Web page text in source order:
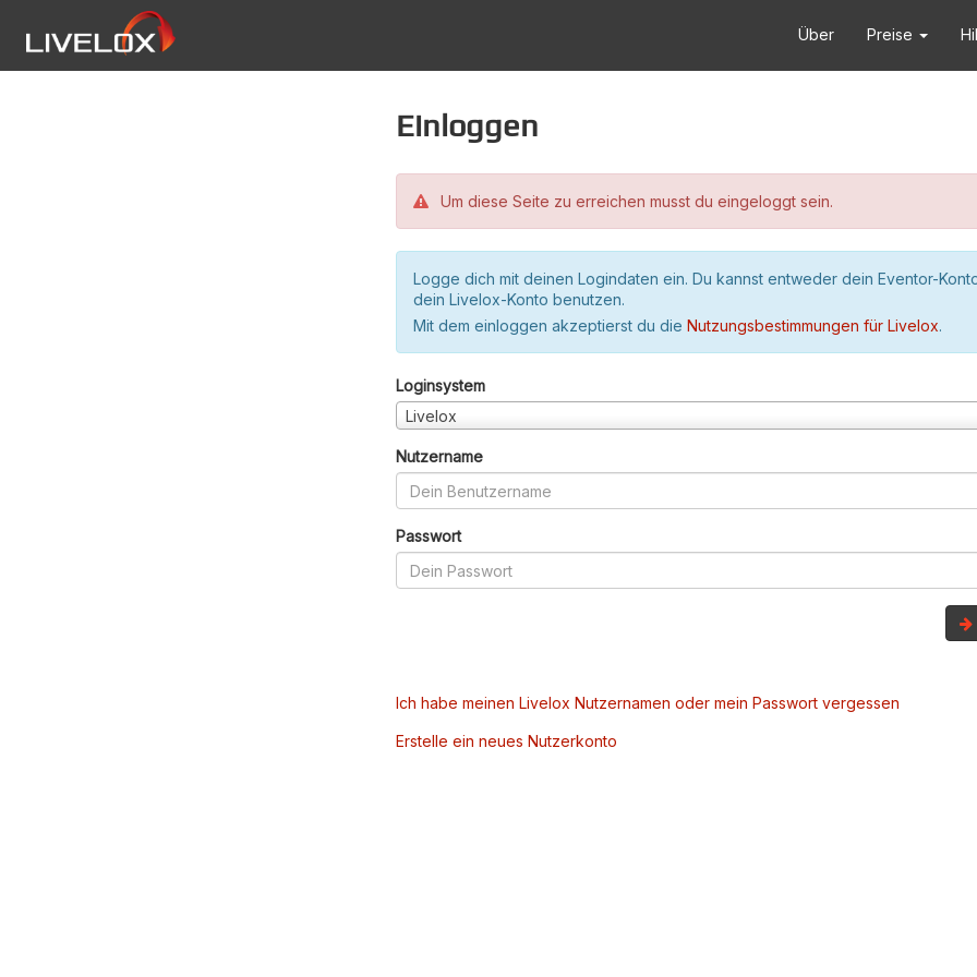
Über Preise
Einloggen
Um diese Seite zu erreichen musst du eingeloggt sein.
Logge dich mit deinen Logindaten ein. Du kannst entweder dein Eventor-
dein Livelox-Konto benutzen.
Mit dem einloggen akzeptierst du die Nutzungsbestimmungen für Livelox.
Loginsystem
Livelox
Nutzername
Passwort
Ich habe meinen Livelox Nutzernamen oder mein Passwort vergessen
Erstelle ein neues Nutzerkonto